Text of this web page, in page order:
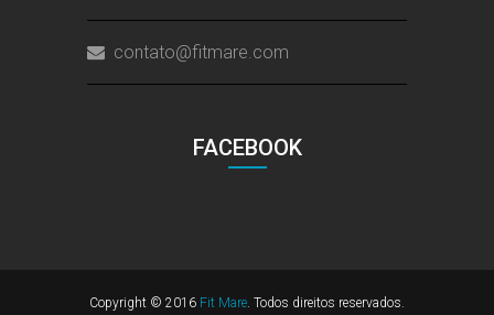
contato@fitmare.com
FACEBOOK
Copyright © 2016 Fit Mare. Todos direitos reservados.